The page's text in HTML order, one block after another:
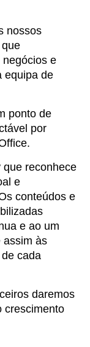
nossos
e
equipa de
ponto de
por
que reconhece
e
conteúdos e
e ao um
assim às
cada
daremos
crescimento